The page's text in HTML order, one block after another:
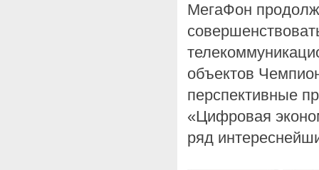
МегаФон
объектов
перспективные
«Цифровая
ряд